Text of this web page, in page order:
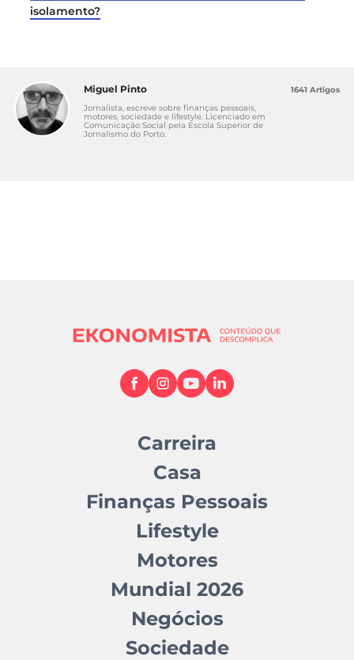
isolamento?
Miguel Pinto
Jornalista, escreve sobre finanças pessoais,
motores, sociedade e lifestyle. Licenciado em
Comunicação Social pela Escola Superior de
Jornalismo do Porto.
1641 Artigos
Carreira
Casa
Finanças Pessoais
Lifestyle
Motores
Mundial 2026
Negócios
Sociedade